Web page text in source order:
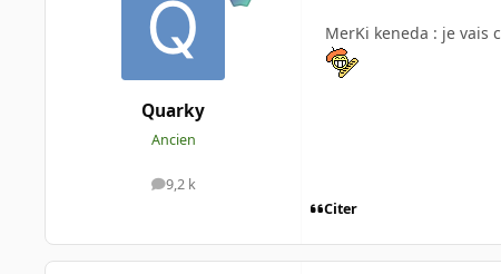
Quarky
Ancien
9,2 k
messages
MerKi keneda : je vais
Citer